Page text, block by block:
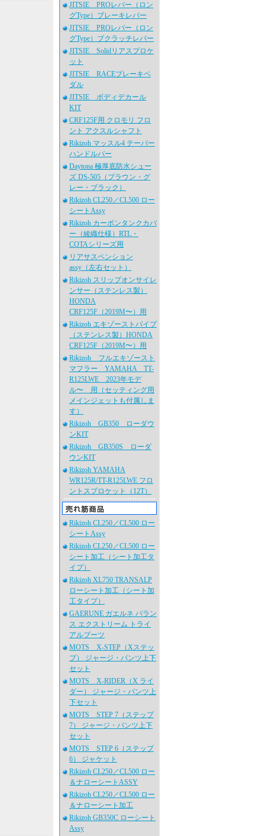
JITSIE PROレバー（ロン
グType）ブレーキレバー
JITSIE PROレバー（ロン
グType）ブクラッチレバー
JITSIE Solidリアスプロケ
ット
JITSIE RACEブレーキペ
ダル
JITSIE ボディデカール
KIT
CRF125F用 クロモリ フロ
ント アクスルシャフト
Rikizoh マッスル4 テーパー
ハンドルバー
Daytona 極厚底防水シュー
ズ DS-505（ブラウン・グ
レー・ブラック）
Rikizoh CL250／CL500 ロー
シートAssy
Rikizoh カーボンタンクカバ
ー（綾織仕様）RTL・
COTAシリーズ用
リアサスペンション
assy（左右セット）
Rikizoh スリップオンサイレ
ンサー（ステンレス製）
HONDA
CRF125F（2019M〜）用
Rikizoh エキゾーストパイプ
（ステンレス製）HONDA
CRF125F（2019M〜）用
Rikizoh フルエキゾースト
マフラー YAMAHA TT-
R125LWE 2023年モデ
ル〜 用（セッティング用
メインジェットも付属しま
す）
Rikizoh GB350 ローダウ
ンKIT
Rikizoh GB350S ローダ
ウンKIT
Rikizoh YAMAHA
WR125R/TT-R125LWE フロ
ントスプロケット（12T）
Rikizoh CL250／CL500 ロー
シートAssy
Rikizoh CL250／CL500 ロー
シート加工（シート加工タ
イプ）
Rikizoh XL750 TRANSALP
ローシート加工（シート加
工タイプ）
GAERUNE ガエルネ バラン
ス エクストリーム トライ
アルブーツ
MOTS X-STEP（Xステッ
プ） ジャージ・パンツ上下
セット
MOTS X-RIDER（X ライ
ダー） ジャージ・パンツ上
下セット
MOTS STEP 7（ステップ
7） ジャージ・パンツ上下
セット
MOTS STEP 6（ステップ
6） ジャケット
Rikizoh CL250／CL500 ロー
＆ナローシートASSY
Rikizoh CL250／CL500 ロー
＆ナローシート加工
Rikizoh GB350C ローシート
Assy